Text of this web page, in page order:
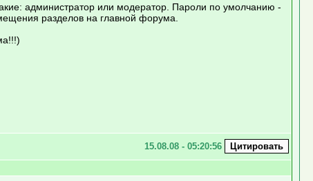
администратор или модератор. Пароли по умолчанию -
разделов на главной форума.
15.08.08 - 05:20:56